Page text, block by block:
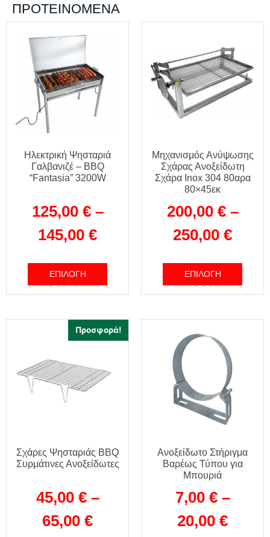
ΠΡΟΤΕΙΝΌΜΕΝΑ
Ηλεκτρική Ψησταριά
Γαλβανιζέ – BBQ
“Fantasia” 3200W
125,00 € –
145,00 €
ΕΠΙΛΟΓΉ
Μηχανισμός Ανύψωσης
Σχάρας Ανοξείδωτη
Σχάρα Inox 304 80αρα
80×45εκ
200,00 € –
250,00 €
ΕΠΙΛΟΓΉ
Προσφορά!
Σχάρες Ψησταριάς BBQ
Συρμάτινες Ανοξείδωτες
45,00 € –
65,00 €
Ανοξείδωτο Στήριγμα
Βαρέως Τύπου για
Μπουριά
7,00 € –
20,00 €